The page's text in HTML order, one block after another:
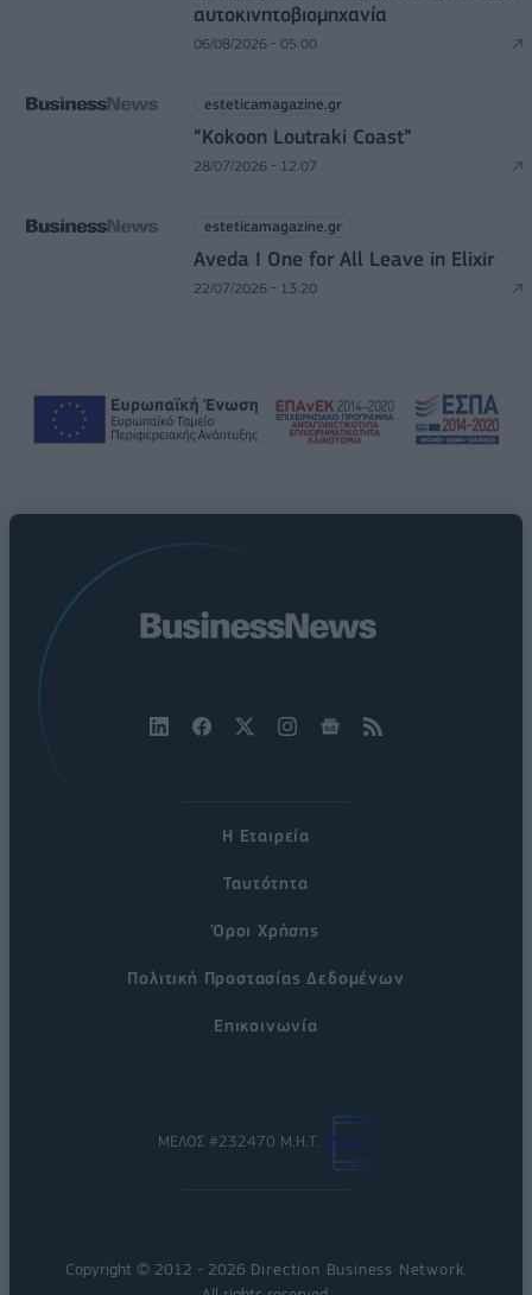
αυτοκινητοβιομηχανία
06/08/2026 - 05:00
esteticamagazine.gr
“Kokoon Loutraki Coast”
28/07/2026 - 12:07
esteticamagazine.gr
Aveda I One for All Leave in Elixir
22/07/2026 - 13:20
Η Εταιρεία
Ταυτότητα
Όροι Χρήσης
Πολιτική Προστασίας Δεδομένων
Επικοινωνία
ΜΕΛΟΣ #232470 Μ.Η.Τ.
Copyright © 2012 - 2026 Direction Business Network